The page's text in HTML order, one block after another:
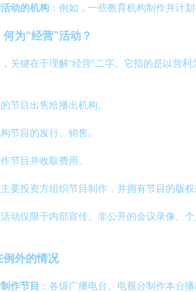
动的机构 ：例如，一些教育机构制作并计
为“经营”活动？
关键在于理解“经营”二字。它指的是以营利
节目出售给播出机构。
节目的发行、销售。
节目并收取费用。
主要投资方组织节目制作，并拥有节目的版权
动仅限于内部宣传、非公开的会议录像、
例外的情况
作节目 ：各级广播电台、电视台制作本台